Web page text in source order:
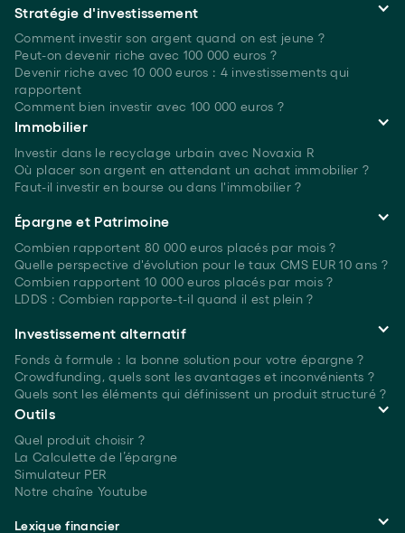
Stratégie d'investissement
Comment investir son argent quand on est jeune ?
Peut-on devenir riche avec 100 000 euros ?
Devenir riche avec 10 000 euros : 4 investissements qui
rapportent
Comment bien investir avec 100 000 euros ?
Immobilier
Investir dans le recyclage urbain avec Novaxia R
Où placer son argent en attendant un achat immobilier ?
Faut-il investir en bourse ou dans l'immobilier ?
Épargne et Patrimoine
Combien rapportent 80 000 euros placés par mois ?
Quelle perspective d'évolution pour le taux CMS EUR 10 ans ?
Combien rapportent 10 000 euros placés par mois ?
LDDS : Combien rapporte-t-il quand il est plein ?
Investissement alternatif
Fonds à formule : la bonne solution pour votre épargne ?
Crowdfunding, quels sont les avantages et inconvénients ?
Quels sont les éléments qui définissent un produit structuré ?
Outils
Quel produit choisir ?
La Calculette de l’épargne
Simulateur PER
Notre chaîne Youtube
Lexique financier